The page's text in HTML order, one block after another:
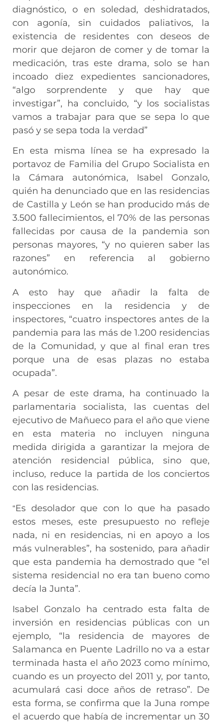
diagnóstico, o en soledad, deshidratados,
con agonía, sin cuidados paliativos, la
existencia de residentes con deseos de
morir que dejaron de comer y de tomar la
medicación, tras este drama, solo se han
incoado diez expedientes sancionadores,
“algo sorprendente y que hay que
investigar”, ha concluido, “y los socialistas
vamos a trabajar para que se sepa lo que
pasó y se sepa toda la verdad”
En esta misma línea se ha expresado la
portavoz de Familia del Grupo Socialista en
la Cámara autonómica, Isabel Gonzalo,
quién ha denunciado que en las residencias
de Castilla y León se han producido más de
3.500 fallecimientos, el 70% de las personas
fallecidas por causa de la pandemia son
personas mayores, “y no quieren saber las
razones” en referencia al gobierno
autonómico.
A esto hay que añadir la falta de
inspecciones en la residencia y de
inspectores, “cuatro inspectores antes de la
pandemia para las más de 1.200 residencias
de la Comunidad, y que al final eran tres
porque una de esas plazas no estaba
ocupada”.
A pesar de este drama, ha continuado la
parlamentaria socialista, las cuentas del
ejecutivo de Mañueco para el año que viene
en esta materia no incluyen ninguna
medida dirigida a garantizar la mejora de
atención residencial pública, sino que,
incluso, reduce la partida de los conciertos
con las residencias.
“Es desolador que con lo que ha pasado
estos meses, este presupuesto no refleje
nada, ni en residencias, ni en apoyo a los
más vulnerables”, ha sostenido, para añadir
que esta pandemia ha demostrado que “el
sistema residencial no era tan bueno como
decía la Junta”.
Isabel Gonzalo ha centrado esta falta de
inversión en residencias públicas con un
ejemplo, “la residencia de mayores de
Salamanca en Puente Ladrillo no va a estar
terminada hasta el año 2023 como mínimo,
cuando es un proyecto del 2011 y, por tanto,
acumulará casi doce años de retraso”. De
esta forma, se confirma que la Juna rompe
el acuerdo que había de incrementar un 30